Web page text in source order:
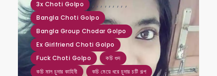
3x Choti Golpo ,
Bangla Choti Golpo
,
Bangla Group Chodar Golpo
,
Ex Girlfriend Choti Golpo
,
Fuck Choti Golpo
,
কচি গুদ
,
কচি মাল চুদার কাহিনী
,
কচি মেয়ে ধরে চুদার চটি গল্প
, ,